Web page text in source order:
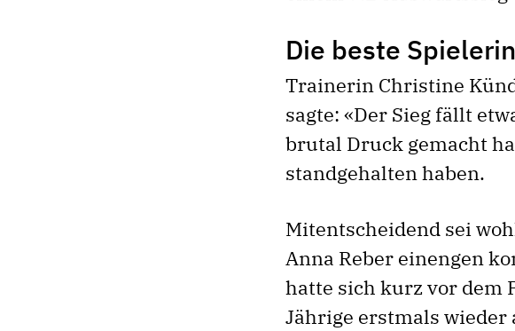
Die beste
Trainerin Christine
sagte: «Der Sieg fällt
brutal Druck gemacht
standgehalten haben.
Mitentscheidend sei
Anna Reber einengen
hatte sich kurz vor dem
Jährige erstmals wieder